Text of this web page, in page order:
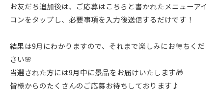
お友だち追加後は、ご応募はこちらと書かれたメニューアイ
コンをタップし、必要事項を入力後送信するだけです！
結果は9月にわかりますので、それまで楽しみにお待ちくだ
さい🌸
当選された方には9月中に景品をお届けいたします🎁
皆様からのたくさんのご応募お待ちしております♪